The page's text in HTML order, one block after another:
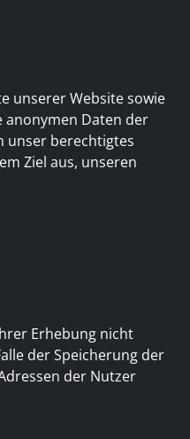
unserer Website sowie
anonymen Daten der
unser berechtigtes
Ziel aus, unseren
Erhebung nicht
der Speicherung der
der Nutzer